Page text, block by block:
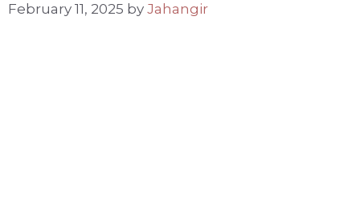
February 11, 2025 by Jahangir